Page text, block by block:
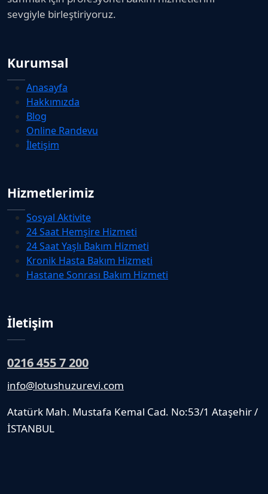
sevgiyle birleştiriyoruz.
Kurumsal
Anasayfa
Hakkımızda
Blog
Online Randevu
İletişim
Hizmetlerimiz
Sosyal Aktivite
24 Saat Hemşire Hizmeti
24 Saat Yaşlı Bakım Hizmeti
Kronik Hasta Bakım Hizmeti
Hastane Sonrası Bakım Hizmeti
İletişim
0216 455 7 200
info@lotushuzurevi.com
Atatürk Mah. Mustafa Kemal Cad. No:53/1 Ataşehir /
İSTANBUL